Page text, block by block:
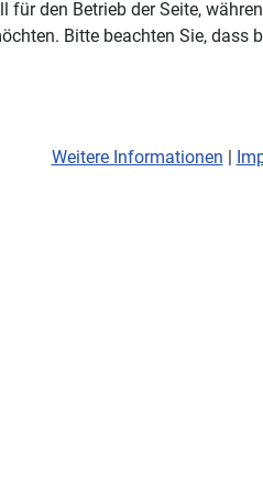
den Betrieb der Seite,
Bitte beachten Sie,
Weitere Informationen |